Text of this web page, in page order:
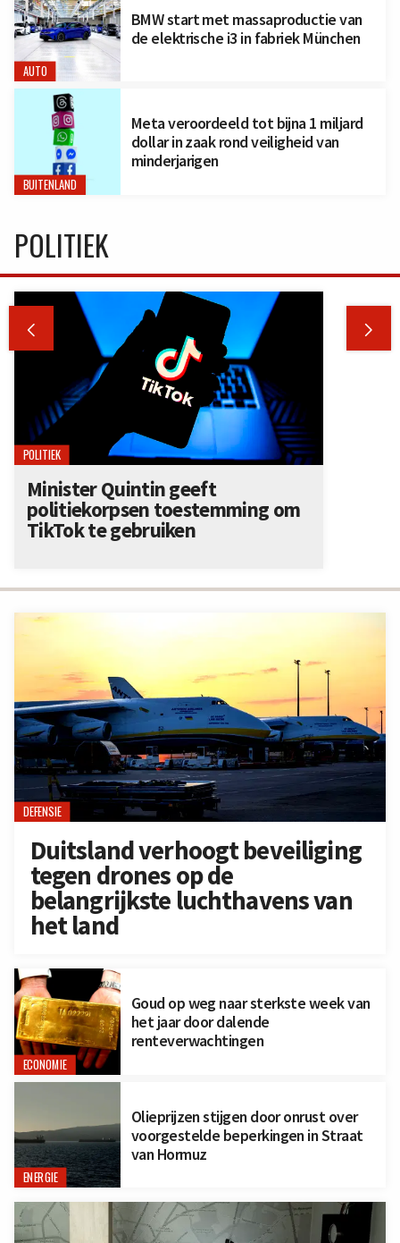
AUTO
BMW start met massaproductie van
de elektrische i3 in fabriek München
BUITENLAND
Meta veroordeeld tot bijna 1 miljard
dollar in zaak rond veiligheid van
minderjarigen
DEFENSIE
Duitsland verhoogt beveiliging
tegen drones op de
belangrijkste luchthavens van
het land
ECONOMIE
Goud op weg naar sterkste week van
het jaar door dalende
renteverwachtingen
ENERGIE
Olieprijzen stijgen door onrust over
voorgestelde beperkingen in Straat
van Hormuz
POLITIEK
 
POLITIEK
Minister Quintin geeft
politiekorpsen toestemming om
TikTok te gebruiken